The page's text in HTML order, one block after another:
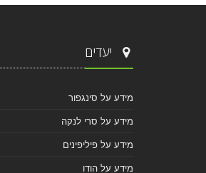
יעדים
מידע על סינגפור
מידע על סרי לנקה
מידע על פיליפינים
מידע על הודו